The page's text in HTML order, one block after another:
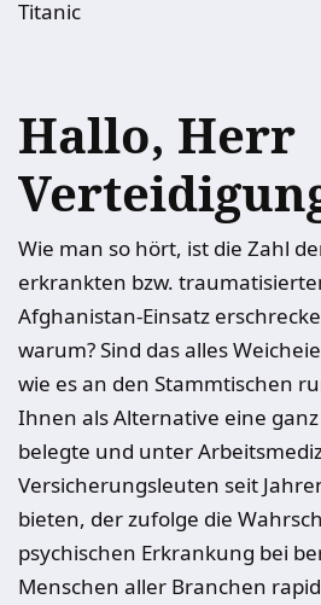
Titanic
Hallo, Herr
Wie man so hört, ist die Zahl
erkrankten bzw.
Afghanistan-Einsatz
warum? Sind das alles
wie es an den Stammtischen
Ihnen als Alternative eine
belegte und unter
Versicherungsleuten seit
bieten, der zufolge die
psychischen Erkrankung bei
Menschen aller Branchen